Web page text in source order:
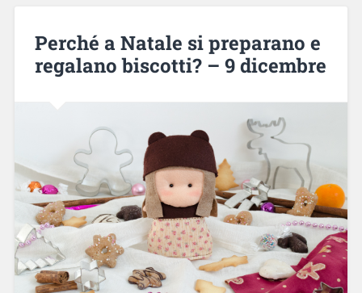
Perché a Natale si preparano e
regalano biscotti? – 9 dicembre